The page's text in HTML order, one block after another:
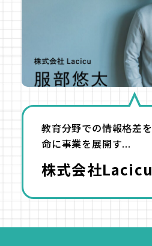
教育分野での情報格差
命に事業を展開す...
株式会社Lacicu